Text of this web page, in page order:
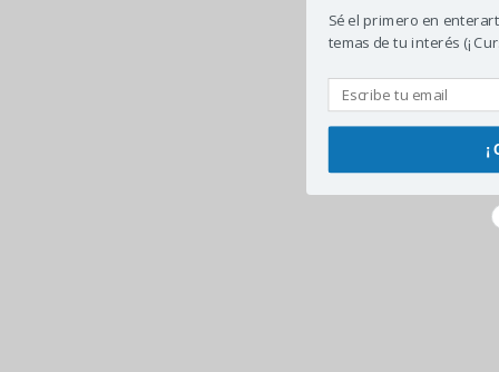
Sé el primero en
temas de tu interés (¡
¡